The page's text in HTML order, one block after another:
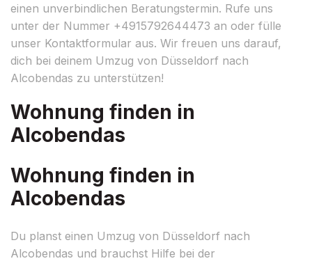
einen unverbindlichen Beratungstermin. Rufe uns
unter der Nummer +4915792644473 an oder fülle
unser Kontaktformular aus. Wir freuen uns darauf,
dich bei deinem Umzug von Düsseldorf nach
Alcobendas zu unterstützen!
Wohnung finden in
Alcobendas
Wohnung finden in
Alcobendas
Du planst einen Umzug von Düsseldorf nach
Alcobendas und brauchst Hilfe bei der